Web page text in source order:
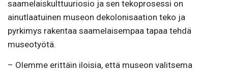
saamelaiskulttuuriosio ja sen tekoprosessi on
ainutlaatuinen museon dekolonisaation teko ja
pyrkimys rakentaa saamelaisempaa tapaa tehdä
museotyötä.
– Olemme erittäin iloisia, että museon valitsema